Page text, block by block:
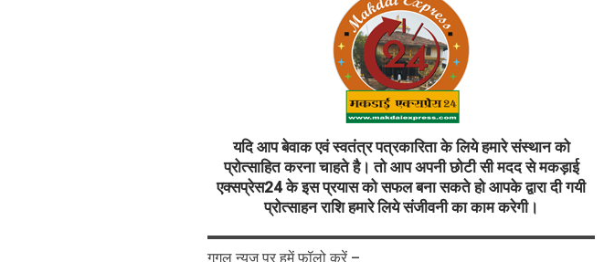
यदि आप बेवाक एवं स्वतंत्र पत्रकारिता के लिये हमारे संस्थान को
प्रोत्साहित करना चाहते है। तो आप अपनी छोटी सी मदद से मकड़ाई
एक्सप्रेस24 के इस प्रयास को सफल बना सकते हो आपके द्वारा दी गयी
प्रोत्साहन राशि हमारे लिये संजीवनी का काम करेगी।
गूगल न्यूज़ पर हमें फॉलो करें –